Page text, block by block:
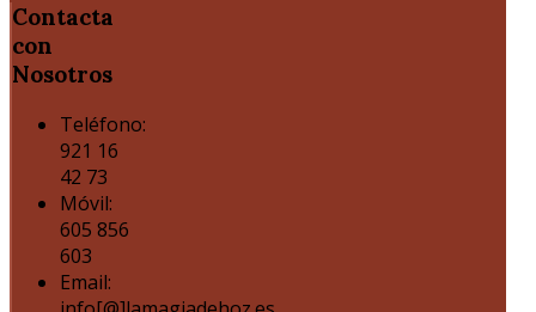
Contacta
con
Nosotros
Teléfono:
921 16
42 73
Móvil:
605 856
603
Email: